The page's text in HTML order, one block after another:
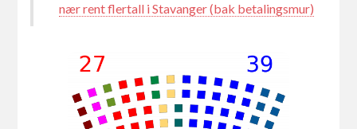
nær rent flertall i Stavanger (bak betalingsmur)